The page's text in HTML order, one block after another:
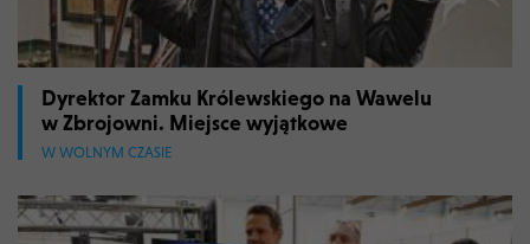
Dyrektor Zamku Królewskiego na Wawelu
w Zbrojowni. Miejsce wyjątkowe
W WOLNYM CZASIE